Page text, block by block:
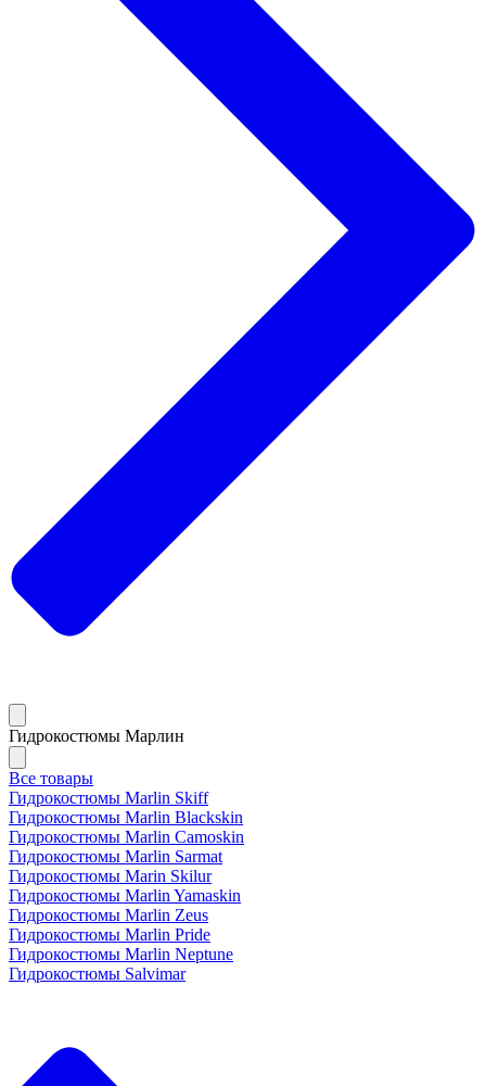
Гидрокостюмы Марлин
Все товары
Гидрокостюмы Marlin Skiff
Гидрокостюмы Marlin Blackskin
Гидрокостюмы Marlin Camoskin
Гидрокостюмы Marlin Sarmat
Гидрокостюмы Marin Skilur
Гидрокостюмы Marlin Yamaskin
Гидрокостюмы Marlin Zeus
Гидрокостюмы Marlin Pride
Гидрокостюмы Marlin Neptune
Гидрокостюмы Salvimar